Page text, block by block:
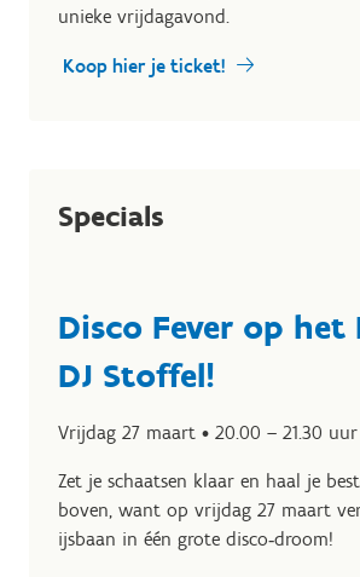
unieke vrijdagavond.
Koop hier je ticket!
Specials
Disco Fever op het
DJ Stoffel!
Vrijdag 27 maart • 20.00 – 21.30 uur
Zet je schaatsen klaar en haal je
boven, want op vrijdag 27 maart
ijsbaan in één grote disco‑droom!